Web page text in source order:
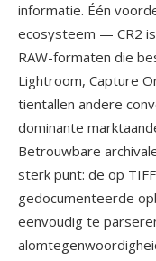
informatie. Één
ecosysteem — CR2
RAW-formaten die
Lightroom, Capture
tientallen andere
dominante
Betrouwbare
sterk punt: de op
gedocumenteerde
eenvoudig te